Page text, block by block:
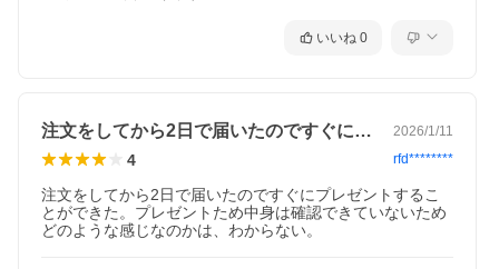
いいね 0
注文をしてから2日で届いたのですぐにプ… 2026/1/11
4 rfd********
注文をしてから2日で届いたのですぐにプレゼントするこ
とができた。プレゼントため中身は確認できていないため
どのような感じなのかは、わからない。